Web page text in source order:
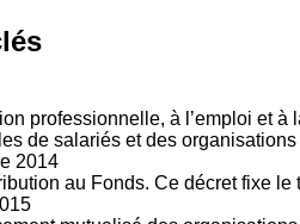
professionnelle, à l’emploi et
de salariés et des
2014
au Fonds. Ce décret fixe